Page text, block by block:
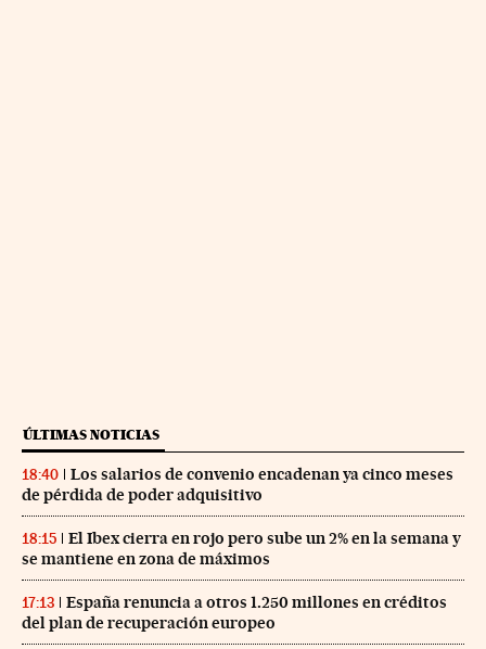
ÚLTIMAS NOTICIAS
18:40
Los salarios de convenio encadenan ya cinco meses
de pérdida de poder adquisitivo
18:15
El Ibex cierra en rojo pero sube un 2% en la semana y
se mantiene en zona de máximos
17:13
España renuncia a otros 1.250 millones en créditos
del plan de recuperación europeo